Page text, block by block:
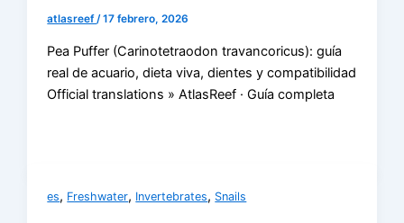
atlasreef/17 febrero, 2026
Pea Puffer (Carinotetraodon travancoricus): guía
real de acuario, dieta viva, dientes y compatibilidad
Official translations » AtlasReef · Guía completa
es, Freshwater, Invertebrates, Snails